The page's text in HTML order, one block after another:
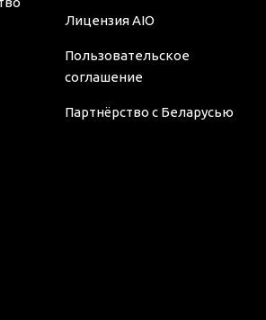
Лицензия AIO
Пользовательское
соглашение
Партнёрство с Беларусью